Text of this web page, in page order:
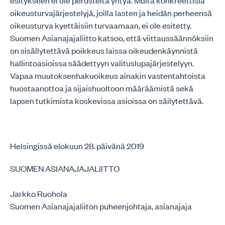
oikeusturvajärjestelyjä, joilla lasten ja heidän perheensä
oikeusturva kyettäisiin turvaamaan, ei ole esitetty.
Suomen Asianajajaliitto katsoo, että viittaussäännöksiin
on sisällytettävä poikkeus laissa oikeudenkäynnistä
hallintoasioissa säädettyyn valituslupajärjestelyyn.
Vapaa muutoksenhakuoikeus ainakin vastentahtoista
huostaanottoa ja sijaishuoltoon määräämistä sekä
lapsen tutkimista koskevissa asioissa on säilytettävä.
Helsingissä elokuun 28. päivänä 2019
SUOMEN ASIANAJAJALIITTO
Jarkko Ruohola
Suomen Asianajajaliiton puheenjohtaja, asianajaja